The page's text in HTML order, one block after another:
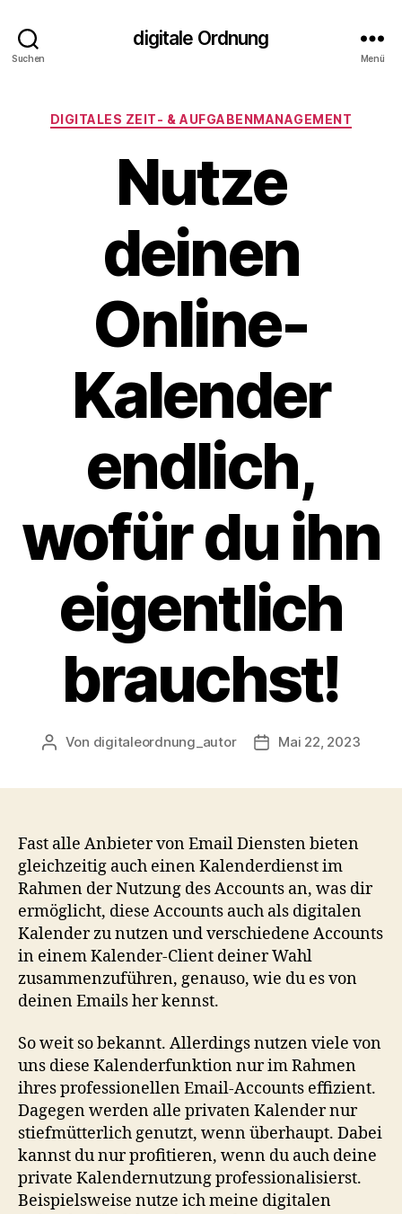
Suchen
digitale Ordnung
Menü
Kategorien
DIGITALES ZEIT‑ & AUFGABENMANAGEMENT
Nutze
deinen
Online-
Kalender
endlich,
wofür du ihn
eigentlich
brauchst!
Beitragsautor
Von digitaleordnung_autor Mai 22, 2023
Fast alle Anbieter von Email Diensten bieten
gleichzeitig auch einen Kalenderdienst im
Rahmen der Nutzung des Accounts an, was dir
ermöglicht, diese Accounts auch als digitalen
Kalender zu nutzen und verschiedene Accounts
in einem Kalender-Client deiner Wahl
zusammenzuführen, genauso, wie du es von
deinen Emails her kennst.
So weit so bekannt. Allerdings nutzen viele von
uns diese Kalenderfunktion nur im Rahmen
ihres professionellen Email-Accounts effizient.
Dagegen werden alle privaten Kalender nur
stiefmütterlich genutzt, wenn überhaupt. Dabei
kannst du nur profitieren, wenn du auch deine
private Kalendernutzung professionalisierst.
Beispielsweise nutze ich meine digitalen